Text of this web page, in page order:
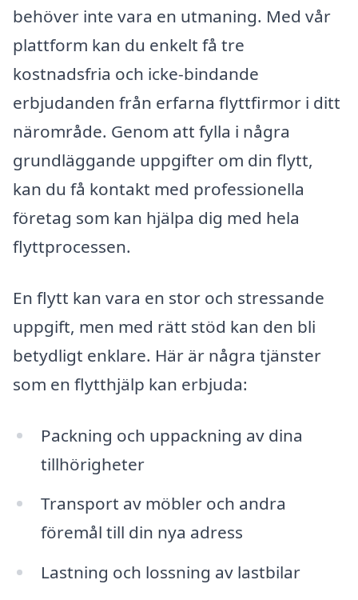
behöver inte vara en utmaning. Med vår
plattform kan du enkelt få tre
kostnadsfria och icke-bindande
erbjudanden från erfarna flyttfirmor i ditt
närområde. Genom att fylla i några
grundläggande uppgifter om din flytt,
kan du få kontakt med professionella
företag som kan hjälpa dig med hela
flyttprocessen.
En flytt kan vara en stor och stressande
uppgift, men med rätt stöd kan den bli
betydligt enklare. Här är några tjänster
som en flytthjälp kan erbjuda:
Packning och uppackning av dina
tillhörigheter
Transport av möbler och andra
föremål till din nya adress
Lastning och lossning av lastbilar